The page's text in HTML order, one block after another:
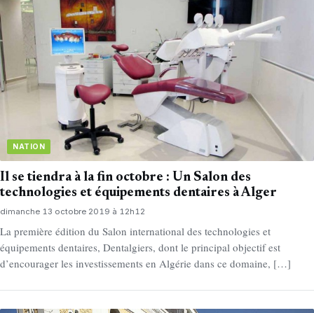
NATION
Il se tiendra à la fin octobre : Un Salon des
technologies et équipements dentaires à Alger
dimanche 13 octobre 2019 à 12h12
La première édition du Salon international des technologies et
équipements dentaires, Dentalgiers, dont le principal objectif est
d’encourager les investissements en Algérie dans ce domaine, […]